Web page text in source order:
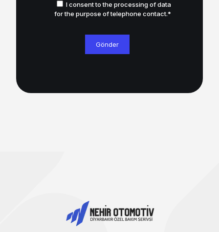
I consent to the processing of data
for the purpose of telephone contact.*